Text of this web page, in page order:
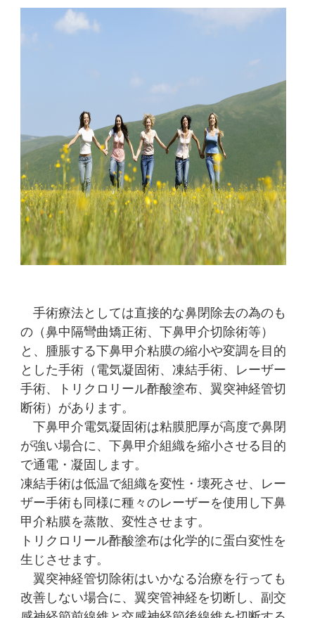
手術療法としては直接的な鼻閉除去の為のも
の（鼻中隔彎曲矯正術、下鼻甲介切除術等）
と、腫脹する下鼻甲介粘膜の縮小や変調を目的
とした手術（電気凝固術、凍結手術、レーザー
手術、トリクロリール酢酸塗布、翼突神経管切
断術）があります。
下鼻甲介電気凝固術は粘膜肥厚が高度で鼻閉
が強い場合に、下鼻甲介組織を縮小させる目的
で通電・凝固します。
凍結手術は低温で組織を変性・壊死させ、レー
ザー手術も同様に種々のレーザーを使用し下鼻
甲介粘膜を蒸散、変性させます。
トリクロリール酢酸塗布は化学的に蛋白変性を
生じさせます。
翼突神経管切除術はいかなる治療を行っても
改善しない場合に、翼突管神経を切断し、副交